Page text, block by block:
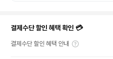
결제수단 할인 혜택 확인 💳
결제수단 할인 혜택 안내